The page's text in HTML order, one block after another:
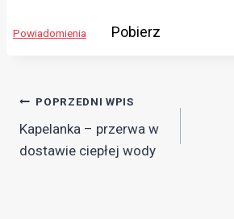
Powiadomienia Pobierz
Nawigacja
wpisu
POPRZEDNI WPIS
Kapelanka – przerwa w
dostawie ciepłej wody